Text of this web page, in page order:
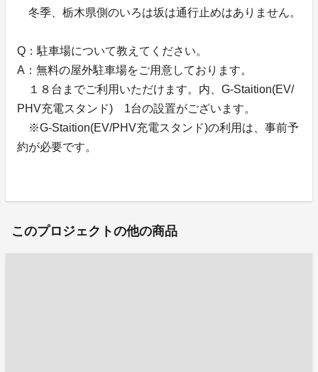
冬季、栃木県側のいろは坂は通行止めはありません。
Q：駐車場について教えてください。
A：無料の屋外駐車場をご用意しております。
１８台までご利用いただけます。内、G-Staition(EV/
PHV充電スタンド) 1台の設置がございます。
※G-Staition(EV/PHV充電スタンド)の利用は、事前予
約が必要です。
このプロジェクトの他の商品